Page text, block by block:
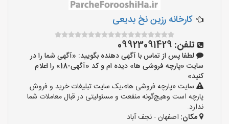
کارخانه رزین نخ بدیعی
تلفن: 09923091429
لطفا پس از تماس با آگهی دهنده بگویید: «آگهی شما را در
سایت «پارچه فروشی ها» دیده ام و کد «آگهی-18» را اعلام
کنید»
سایت «پارچه فروشی ها»،یک سایت تبلیغات خرید و فروش
پارچه است وهیچ‌گونه منفعت و مسئولیتی در قبال معاملات شما
ندارد.
مکان: اصفهان - نجف‌ آباد